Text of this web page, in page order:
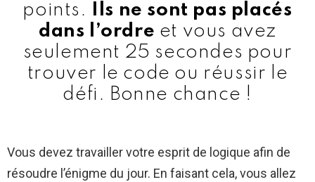
points.
Ils ne sont pas placés
dans l’ordre et vous avez
seulement 25 secondes pour
trouver le code ou réussir le
défi. Bonne chance !
Vous devez travailler votre esprit de logique afin de
résoudre l’énigme du jour. En faisant cela, vous allez